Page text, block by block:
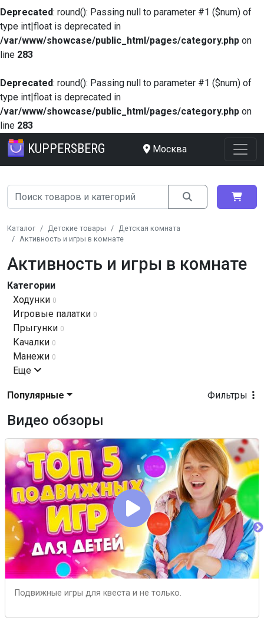
Deprecated: round(): Passing null to parameter #1 ($num) of
type int|float is deprecated in
/var/www/showcase/public_html/pages/category.php on
line 283
Deprecated: round(): Passing null to parameter #1 ($num) of
type int|float is deprecated in
/var/www/showcase/public_html/pages/category.php on
line 283
KUPPERSBERG Москва
Каталог Детские товары
Детская комната
Активность и игры в комнате
Активность и игры в комнате
Категории
Ходунки 0
Игровые палатки 0
Прыгунки 0
Качалки 0
Манежи 0
Еще
Фильтры
Популярные
Видео обзоры
Подвижные игры для квеста и не только.